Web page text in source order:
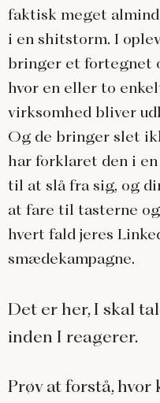
faktisk meget
i en shitstorm. I
bringer et fortegnet
hvor en eller to
virksomhed bliver
Og de bringer slet
har forklaret den i
til at slå fra sig, og
at fare til tasterne
hvert fald jeres
smædekampagne.
Det er her, I skal
inden I reagerer.
Prøv at forstå,